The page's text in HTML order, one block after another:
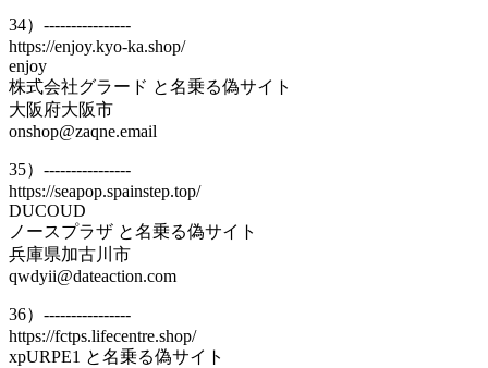
34）----------------
https://enjoy.kyo-ka.shop/
enjoy
株式会社グラード と名乗る偽サイト
大阪府大阪市
onshop@zaqne.email
35）----------------
https://seapop.spainstep.top/
DUCOUD
ノースプラザ と名乗る偽サイト
兵庫県加古川市
qwdyii@dateaction.com
36）----------------
https://fctps.lifecentre.shop/
xpURPE1 と名乗る偽サイト